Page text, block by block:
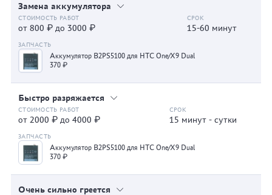
Замена аккумулятора
от 800 ₽ до 3000 ₽ 15-60 минут
Аккумулятор B2PS5100 для HTC One/X9 Dual
370 ₽
Быстро разряжается
от 2000 ₽ до 4000 ₽ 15 минут - сутки
Аккумулятор B2PS5100 для HTC One/X9 Dual
370 ₽
Очень сильно греется